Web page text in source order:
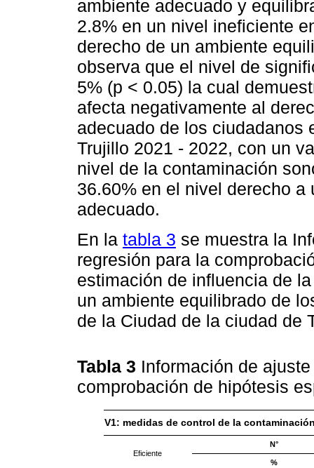
ambiente adecuado y
2.8% en un nivel ineficiente
derecho de un ambiente
observa que el nivel de
5% (p < 0.05) la cual
afecta negativamente al
adecuado de los ciudadanos
Trujillo 2021 - 2022, con un
nivel de la contaminación
36.60% en el nivel derecho
adecuado.
En la tabla 3 se muestra la
regresión para la
estimación de influencia de
un ambiente equilibrado de
de la Ciudad de la ciudad de
Tabla 3 Información de
comprobación de hipótesis
V1: medidas de control de la
Eficiente
N°
%